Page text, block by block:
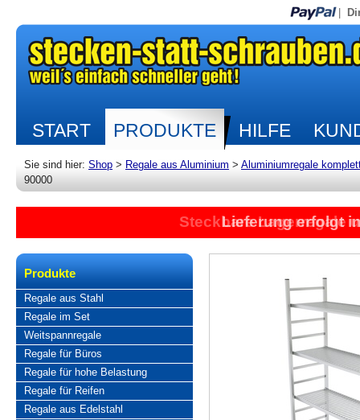
START PRODUKTE HILFE
Sie sind hier: Shop > Regale aus Aluminium > Aluminiumregale
90000
Steckbare Lagerregale
Lieferung erfolgt
Produkte
Regale aus Stahl
Regale im Set
Weitspannregale
Regale für Büros
Regale für hohe Belastung
Regale für Reifen
Regale aus Edelstahl